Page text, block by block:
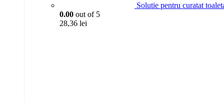
Solutie pentru curatat
0.00 out of 5
28,36 lei